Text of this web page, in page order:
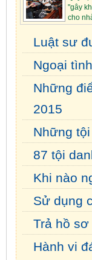
"gây
cho
Luật sư
Ngoại
Những
2015
Những
87 tội
Khi nào
Sử dụng
Trả hồ
Hành vi